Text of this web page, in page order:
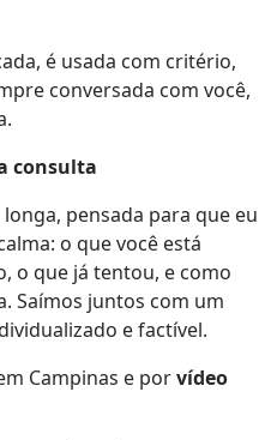
é usada com critério,
conversada com você,
consulta
pensada para que eu
o que você está
o que já tentou, e como
Saímos juntos com um
e factível.
Campinas e porvídeo